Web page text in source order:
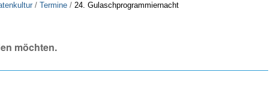
/Termine /24. Gulaschprogrammiernacht
möchten.